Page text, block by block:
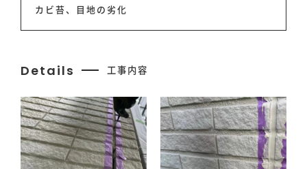
カビ苔、目地の劣化
Details 工事内容